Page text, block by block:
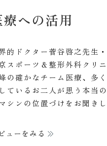
療への活用
的ドクター菅谷啓之先生
スポーツ＆整形外科クリ
の確かなチーム医療、多
ているお二人が思う本当
シンの位置づけをお聞きし
ューをみる